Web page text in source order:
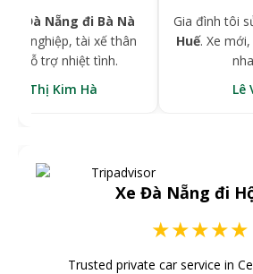
đi Bà Nà
tài xế thân
nhiệt tình.
Kim Hà
Gia đình tôi sử dụng
Huế
. Xe mới, chạy
nhanh
Lê Văn
Xe Đà Nẵng đi
★★★★★
Trusted private car service in